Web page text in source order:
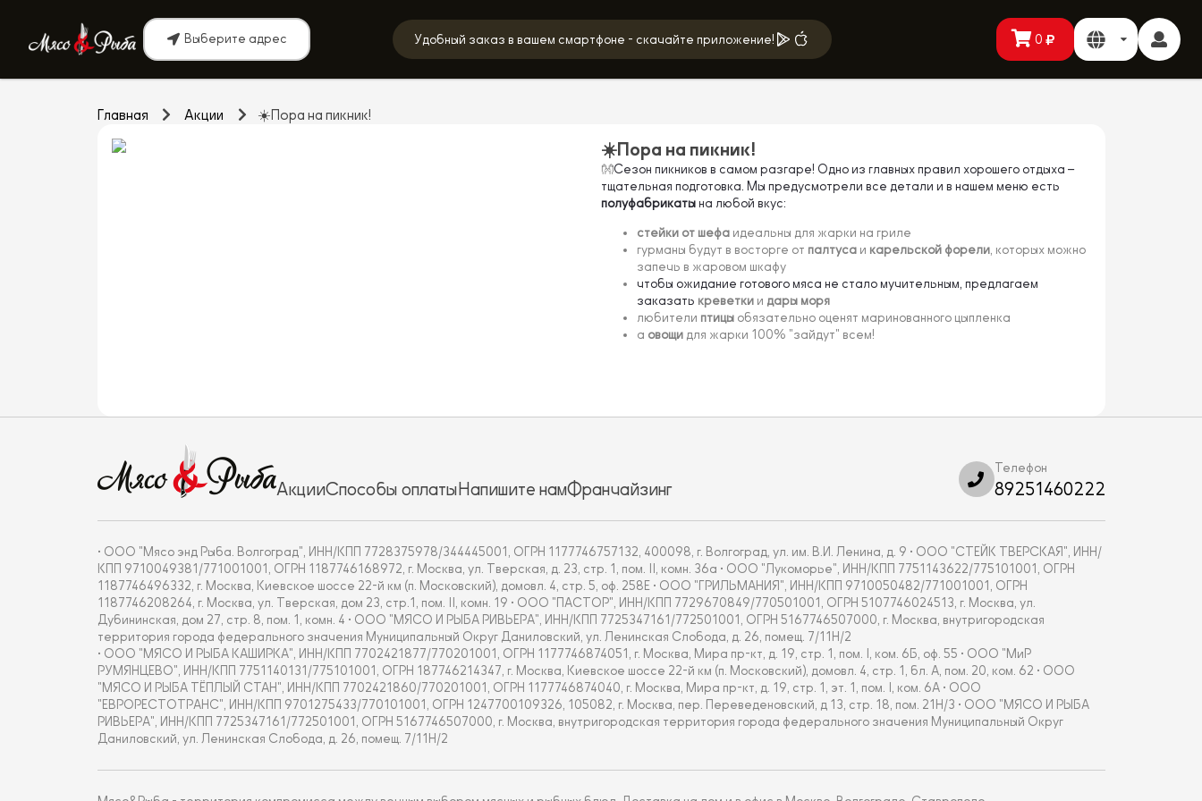
Выберите адрес Удобный заказ в вашем смартфоне - скачайте приложение! 0
Главная Акции ☀️Пора на пикник!
☀️Пора на пикник!
👐Сезон пикников в самом разгаре! Одно из главных правил хорошего отдыха –
тщательная подготовка. Мы предусмотрели все детали и в нашем меню есть
полуфабрикаты на любой вкус:
стейки от шефа идеальны для жарки на гриле
гурманы будут в восторге от палтуса и карельской форели, которых можно
запечь в жаровом шкафу
чтобы ожидание готового мяса не стало мучительным, предлагаем
заказать креветки и дары моря
любители птицы обязательно оценят маринованного цыпленка
а овощи для жарки 100% "зайдут" всем!
АкцииСпособы оплатыНапишите намФранчайзинг
Телефон
89251460222
• ООО "Мясо энд Рыба. Волгоград", ИНН/КПП 7728375978/344445001, ОГРН 1177746757132, 400098, г. Волгоград, ул. им. В.И. Ленина, д. 9 • ООО "СТЕЙК ТВЕРСКАЯ", ИНН/
КПП 9710049381/771001001, ОГРН 1187746168972, г. Москва, ул. Тверская, д. 23, стр. 1, пом. II, комн. 36а • ООО "Лукоморье", ИНН/КПП 7751143622/775101001, ОГРН
1187746496332, г. Москва, Киевское шоссе 22-й км (п. Московский), домовл. 4, стр. 5, оф. 258Е • ООО "ГРИЛЬМАНИЯ", ИНН/КПП 9710050482/771001001, ОГРН
1187746208264, г. Москва, ул. Тверская, дом 23, стр.1, пом. II, комн. 19 • ООО "ПАСТОР", ИНН/КПП 7729670849/770501001, ОГРН 5107746024513, г. Москва, ул.
Дубининская, дом 27, стр. 8, пом. 1, комн. 4 • ООО "МЯСО И РЫБА РИВЬЕРА", ИНН/КПП 7725347161/772501001, ОГРН 5167746507000, г. Москва, внутригородская
территория города федерального значения Муниципальный Округ Даниловский, ул. Ленинская Слобода, д. 26, помещ. 7/11Н/2
• ООО "МЯСО И РЫБА КАШИРКА", ИНН/КПП 7702421877/770201001, ОГРН 1177746874051, г. Москва, Мира пр-кт, д. 19, стр. 1, пом. I, ком. 6Б, оф. 55 • ООО "МиР
РУМЯНЦЕВО", ИНН/КПП 7751140131/775101001, ОГРН 187746214347, г. Москва, Киевское шоссе 22-й км (п. Московский), домовл. 4, стр. 1, бл. А, пом. 20, ком. 62 • ООО
"МЯСО И РЫБА ТЁПЛЫЙ СТАН", ИНН/КПП 7702421860/770201001, ОГРН 1177746874040, г. Москва, Мира пр-кт, д. 19, стр. 1, эт. 1, пом. I, ком. 6А • ООО
"ЕВРОРЕСТОТРАНС", ИНН/КПП 9701275433/770101001, ОГРН 1247700109326, 105082, г. Москва, пер. Переведеновский, д 13, стр. 18, пом. 21Н/3 • ООО "МЯСО И РЫБА
РИВЬЕРА", ИНН/КПП 7725347161/772501001, ОГРН 5167746507000, г. Москва, внутригородская территория города федерального значения Муниципальный Округ
Даниловский, ул. Ленинская Слобода, д. 26, помещ. 7/11Н/2